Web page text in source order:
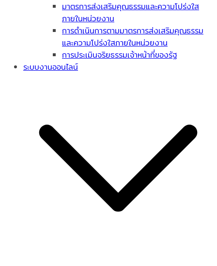
มาตรการส่งเสริมคุณธรรมและความโปร่งใส
ภายในหน่วยงาน
การดำเนินการตามมาตรการส่งเสริมคุณธรรม
และความโปร่งใสภายในหน่วยงาน
การประเมินจริยธรรมเจ้าหน้าที่ของรัฐ
ระบบงานออนไลน์